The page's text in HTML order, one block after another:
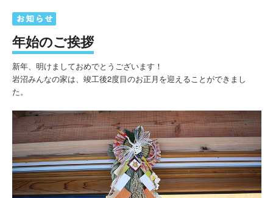
年始のご挨拶
新年、明けましておめでとうございます！
岩沼みんなの家は、竣工後2度目のお正月を迎えることができまし
た。